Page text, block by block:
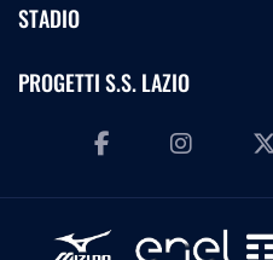
STADIO
PROGETTI S.S. LAZIO